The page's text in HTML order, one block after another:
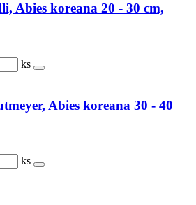
Abies koreana 20 - 30 cm,
ks
Abies koreana 30 - 40
ks